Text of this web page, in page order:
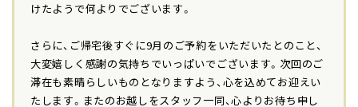
けたようで何よりでございます。
さらに、ご帰宅後すぐに9月のご予約をいただいたとのこと、
大変嬉しく感謝の気持ちでいっぱいでございます。次回のご
滞在も素晴らしいものとなりますよう、心を込めてお迎えい
たします。またのお越しをスタッフ一同、心よりお待ち申し